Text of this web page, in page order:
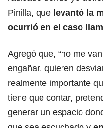
Pinilla, que levantó la
ocurrió en el caso
Agregó que, “no me
engañar, quieren
realmente importante
tiene que contar,
generar un espacio